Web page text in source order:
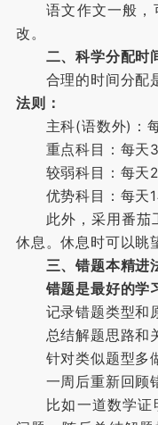
语文作文一般，
改。
二、科学分配时
合理的时间分配是
法则：
主科(语数外)：每
重点科目：每天3
较弱科目：每天2
优势科目：每天1
此外，采用番茄
休息。休息时可以眺
三、错题本精进
错题是最好的学习
记录错题类型和原
总结解题思路和关
针对类似题型多做
一周后重新回顾错
比如一道数学证